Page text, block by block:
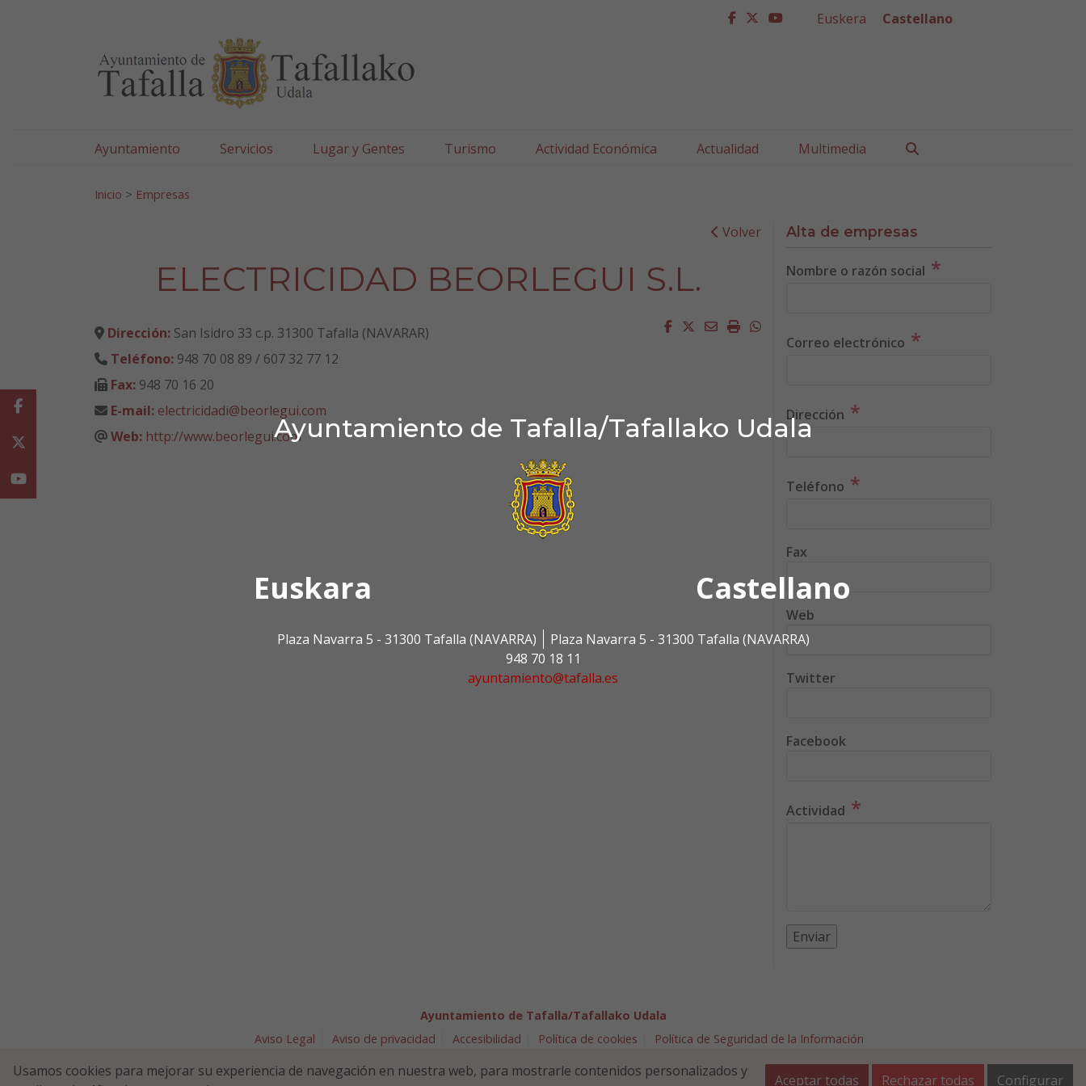
Ayuntamiento de Tafalla/Tafallako Udala
Euskara Castellano
Plaza Navarra 5 - 31300 Tafalla (NAVARRA)
Plaza Navarra 5 - 31300 Tafalla (NAVARRA)
948 70 18 11
ayuntamiento@tafalla.es
facebook
twitter
youtube
Euskera Castellano
Ayuntamiento Servicios Lugar y Gentes Turismo Actividad Económica Actualidad Multimedia
Inicio > Empresas
Volver
ELECTRICIDAD BEORLEGUI S.L.
Dirección: San Isidro 33 c.p. 31300 Tafalla (NAVARAR)
Teléfono: 948 70 08 89 / 607 32 77 12
Fax: 948 70 16 20
E-mail: electricidadi@beorlegui.com
Web: http://www.beorlegui.com
Facebook
Twitter
EmailImprimirWhatsapp
Alta de empresas
Nombre o razón social *
Correo electrónico *
Dirección *
Teléfono *
Fax
Web
Twitter
Facebook
Actividad *
Facebook
Youtube
Ayuntamiento de Tafalla/Tafallako Udala
Aviso Legal
Aviso de privacidad Accesibilidad Política de cookies
Política de Seguridad de la Información
ayuntamiento@tafalla.es
Usamos cookies para mejorar su experiencia de navegación en nuestra web, para mostrarle contenidos personalizados y
Aceptar todas Rechazar todas Configurar